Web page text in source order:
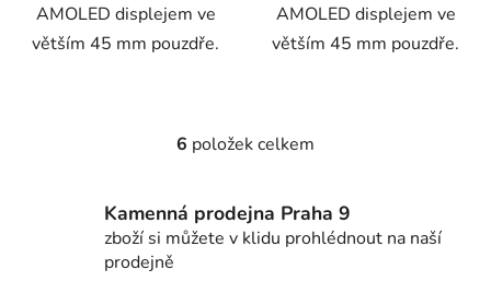
AMOLED displejem ve
větším 45 mm pouzdře.
AMOLED displejem ve
větším 45 mm pouzdře.
O
l
á
d
6 položek celkem
Kamenná prodejna Praha 9
zboží si můžete v klidu prohlédnout na naší
prodejně